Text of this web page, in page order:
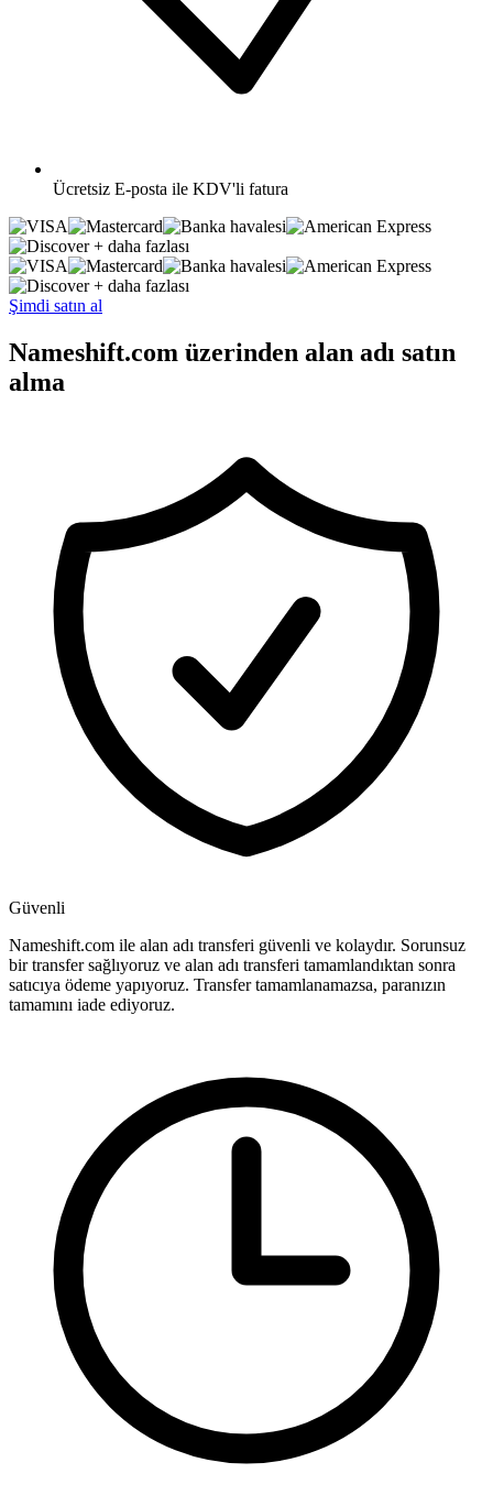
Ücretsiz E-posta ile KDV'li fatura
+ daha fazlası
+ daha fazlası
Şimdi satın al
Nameshift.com üzerinden alan adı satın
alma
Güvenli
Nameshift.com ile alan adı transferi güvenli ve kolaydır. Sorunsuz
bir transfer sağlıyoruz ve alan adı transferi tamamlandıktan sonra
satıcıya ödeme yapıyoruz. Transfer tamamlanamazsa, paranızın
tamamını iade ediyoruz.